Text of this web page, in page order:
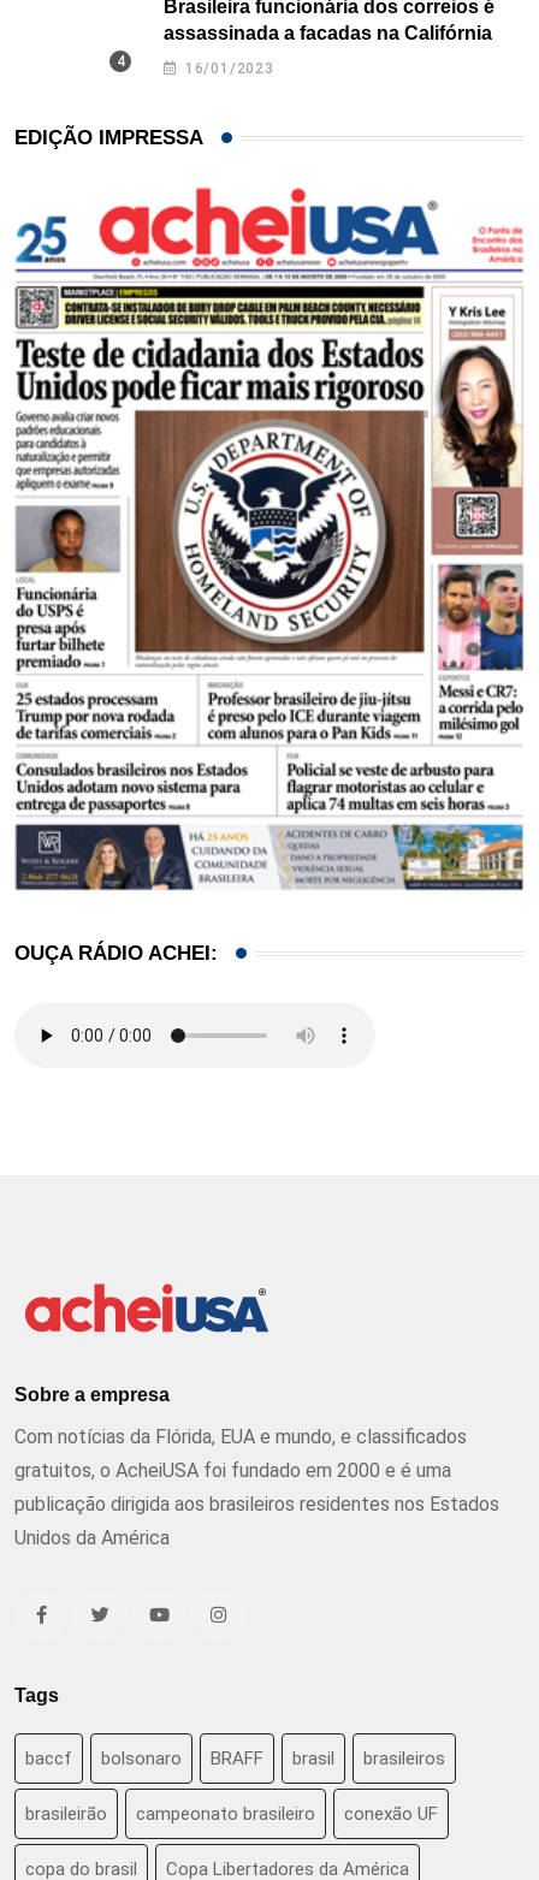
Brasileira funcionária dos correios é
assassinada a facadas na Califórnia
16/01/2023
EDIÇÃO IMPRESSA
OUÇA RÁDIO ACHEI:
Sobre a empresa
Com notícias da Flórida, EUA e mundo, e classificados
gratuitos, o AcheiUSA foi fundado em 2000 e é uma
publicação dirigida aos brasileiros residentes nos Estados
Unidos da América
Tags
baccf bolsonaro BRAFF brasil brasileiros
brasileirão campeonato brasileiro conexão UF
copa do brasil Copa Libertadores da América